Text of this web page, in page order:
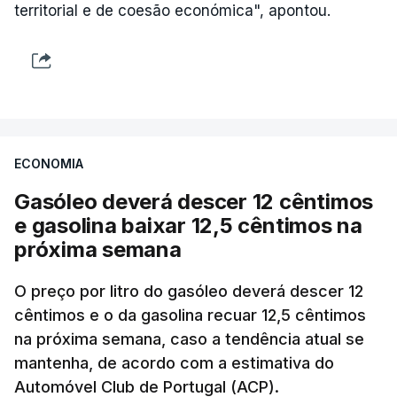
territorial e de coesão económica", apontou.
ECONOMIA
Gasóleo deverá descer 12 cêntimos
e gasolina baixar 12,5 cêntimos na
próxima semana
O preço por litro do gasóleo deverá descer 12
cêntimos e o da gasolina recuar 12,5 cêntimos
na próxima semana, caso a tendência atual se
mantenha, de acordo com a estimativa do
Automóvel Club de Portugal (ACP).